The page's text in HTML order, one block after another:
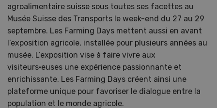
agroalimentaire suisse sous toutes ses facettes au
Musée Suisse des Transports le week-end du 27 au 29
septembre. Les Farming Days mettent aussi en avant
l’exposition agricole, installée pour plusieurs années au
musée. L’exposition vise à faire vivre aux
visiteurs·euses une expérience passionnante et
enrichissante. Les Farming Days créent ainsi une
plateforme unique pour favoriser le dialogue entre la
population et le monde agricole.